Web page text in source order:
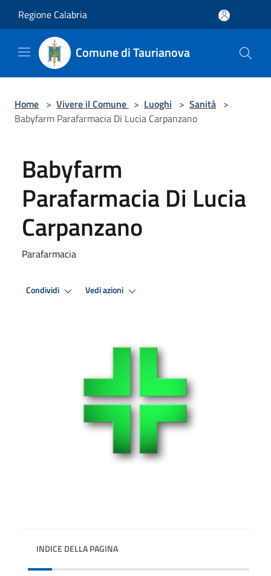
Regione Calabria
Comune di Taurianova
Home > Vivere il Comune > Luoghi > Sanità >
Babyfarm Parafarmacia Di Lucia Carpanzano
Babyfarm
Parafarmacia Di Lucia
Carpanzano
Parafarmacia
Condividi Vedi azioni
INDICE DELLA PAGINA